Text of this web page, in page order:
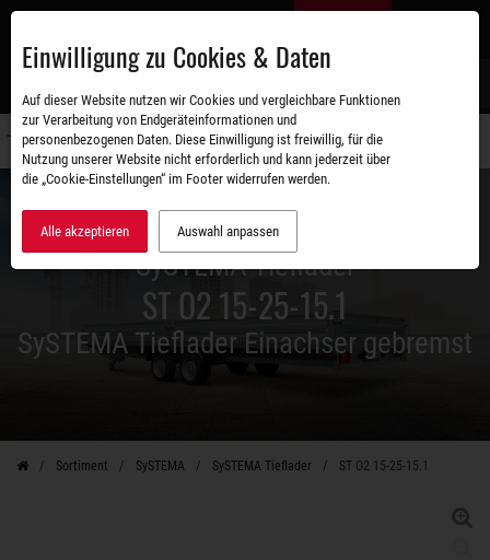
Zum
SySTEMA Tieflader
ST O2 15-25-15.1
SySTEMA Tieflader Einachser gebremst
Sortiment SySTEMA SySTEMA Tieflader ST O2 15-25-15.1
Einwilligung zu Cookies & Daten
Auf dieser Website nutzen wir Cookies und vergleichbare Funktionen
zur Verarbeitung von Endgeräteinformationen und
personenbezogenen Daten. Diese Einwilligung ist freiwillig, für die
Nutzung unserer Website nicht erforderlich und kann jederzeit über
die „Cookie-Einstellungen“ im Footer widerrufen werden.
Alle akzeptieren Auswahl anpassen